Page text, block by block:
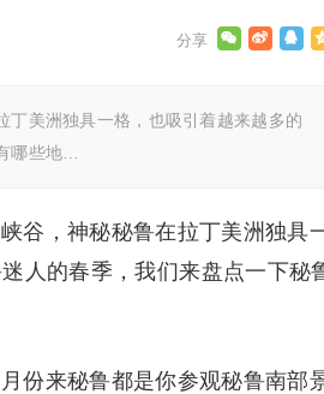
丁美洲独具一格，也吸引着越来越多的
哪些地…
谷，神秘秘鲁在拉丁美洲独具
人的春季，我们来盘点一下秘
份来秘鲁都是你参观秘鲁南部